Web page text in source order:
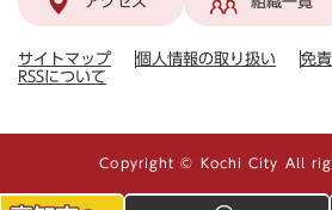
サイトマップ 個人情報の取り扱い 免
RSSについて
Copyright © Kochi City All